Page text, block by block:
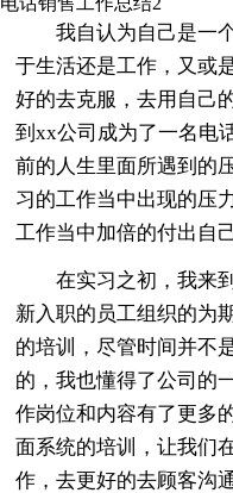
我自认为自己是一
于生活还是工作，又或
好的去克服，去用自己
到xx公司成为了一名电
前的人生里面所遇到的
习的工作当中出现的压
工作当中加倍的付出自
在实习之初，我来
新入职的员工组织的为
的培训，尽管时间并不
的，我也懂得了公司的
作岗位和内容有了更多
面系统的培训，让我们
作，去更好的去顾客沟